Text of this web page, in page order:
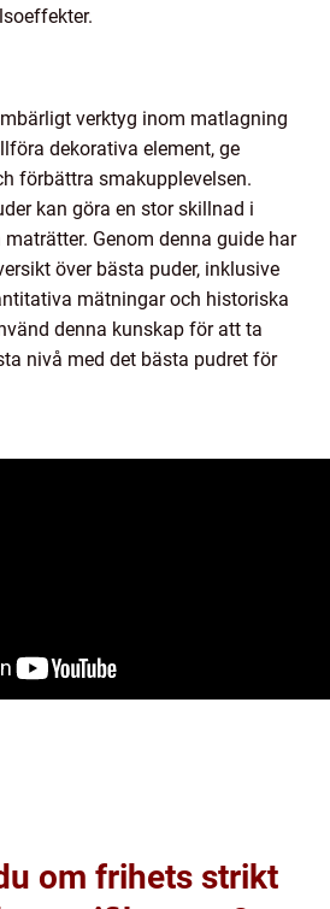
verktyg inom matlagning
dekorativa element, ge
förbättra smakupplevelsen.
kan göra en stor skillnad i
Genom denna guide har
över bästa puder, inklusive
mätningar och historiska
denna kunskap för att ta
nivå med det bästa pudret för
om frihets strikt